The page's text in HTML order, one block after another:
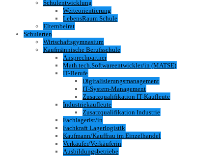
Schulentwicklung
Werteorientierung
LebensRaum Schule
Elternbeirat
Schularten
Wirtschaftsgymnasium
Kaufmännische Berufsschule
Ansprechpartner
Math.tech.Softwareentwickler/in (MATSE)
IT-Berufe
Digitalisierungsmanagement
IT-System-Management
Zusatzqualifikation IT-Kaufleute
Industriekaufleute
Zusatzqualifikation Industrie
Fachlagerist/in
Fachkraft Lagerlogistik
Kaufmann/Kauffrau im Einzelhandel
Verkäufer/Verkäuferin
Ausbildungsbetriebe